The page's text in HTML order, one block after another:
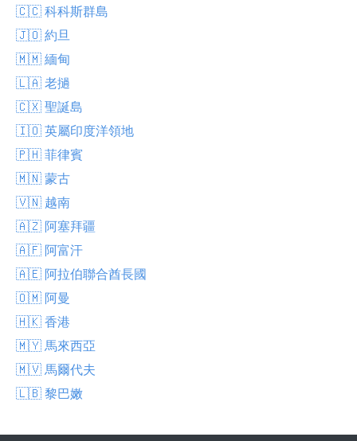
🇨🇨 科科斯群島
🇯🇴 約旦
🇲🇲 緬甸
🇱🇦 老撾
🇨🇽 聖誕島
🇮🇴 英屬印度洋領地
🇵🇭 菲律賓
🇲🇳 蒙古
🇻🇳 越南
🇦🇿 阿塞拜疆
🇦🇫 阿富汗
🇦🇪 阿拉伯聯合酋長國
🇴🇲 阿曼
🇭🇰 香港
🇲🇾 馬來西亞
🇲🇻 馬爾代夫
🇱🇧 黎巴嫩